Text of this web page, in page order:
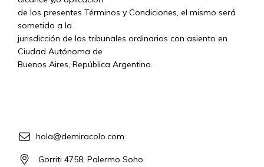
de los presentes Términos y Condiciones, el mismo será
sometido a la
jurisdicción de los tribunales ordinarios con asiento en
Ciudad Autónoma de
Buenos Aires, República Argentina.
hola@demiracolo.com
Gorriti 4758, Palermo Soho